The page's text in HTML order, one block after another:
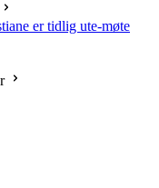
er tidlig ute-møte